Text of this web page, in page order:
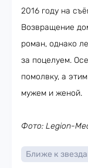
2016 году на
Возвращение
роман, однако
за поцелуем.
помолвку, а
мужем и женой.
Фото: Legion-
Ближе к